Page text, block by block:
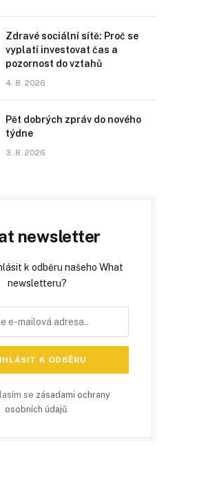
Zdravé sociální sítě: Proč se
vyplatí investovat čas a
pozornost do vztahů
4. 8. 2026
Pět dobrých zpráv do nového
týdne
3. 8. 2026
newsletter
k odběru našeho What
newsletteru?
se zásadami ochrany
osobních údajů